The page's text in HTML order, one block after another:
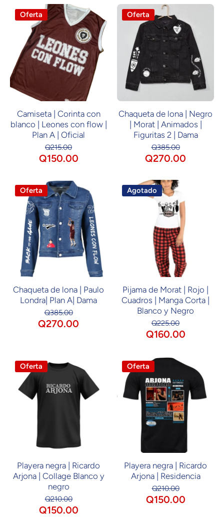
Oferta
Camiseta | Corinta con
blanco | Leones con flow |
Plan A | Oficial
Q215.00
Q150.00
Oferta
Chaqueta de lona | Negro
| Morat | Animados |
Figuritas 2 | Dama
Q385.00
Q270.00
Oferta
Chaqueta de lona | Paulo
Londra| Plan A| Dama
Q385.00
Q270.00
Agotado
Pijama de Morat | Rojo |
Cuadros | Manga Corta |
Blanco y Negro
Q225.00
Q160.00
Oferta
Playera negra | Ricardo
Arjona | Collage Blanco y
negro
Q210.00
Q150.00
Oferta
Playera negra | Ricardo
Arjona | Residencia
Q210.00
Q150.00